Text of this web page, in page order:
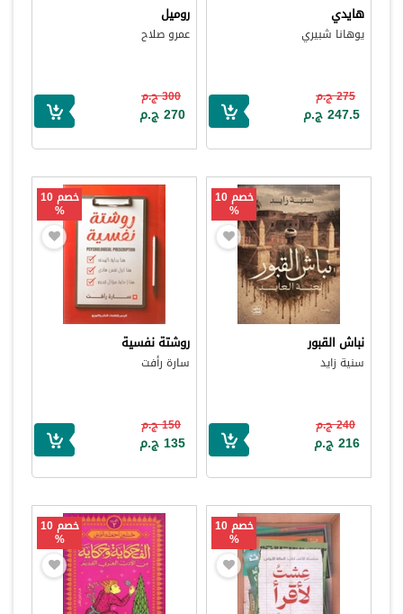
هايدي
يوهانا شبيري
275 ج.م
247.5 ج.م
روميل
عمرو صلاح
300 ج.م
270 ج.م
خصم 10
%
نباش القبور
سنية زايد
240 ج.م
216 ج.م
خصم 10
%
روشتة نفسية
سارة رأفت
150 ج.م
135 ج.م
خصم 10
%
خصم 10
%